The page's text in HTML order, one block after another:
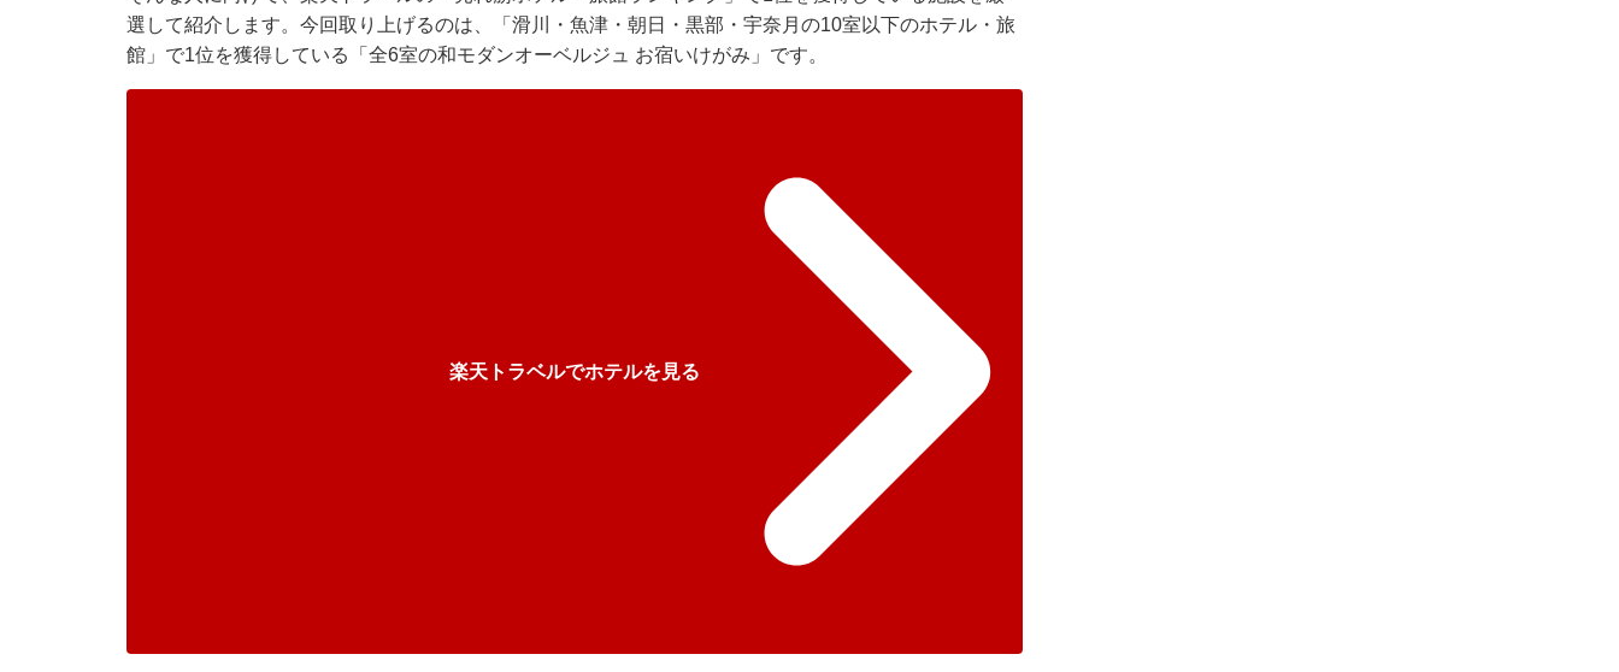
選して紹介します。今回取り上げるのは、「滑川・魚津・朝日・黒部・宇奈月の10室以下のホテル・旅
館」で1位を獲得している「全6室の和モダンオーベルジュ お宿いけがみ」です。
楽天トラベルでホテルを見る